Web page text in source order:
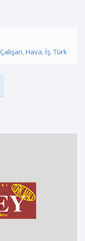
Çalışan,Hava, İş,Türk